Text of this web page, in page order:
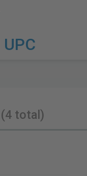
(4 total)